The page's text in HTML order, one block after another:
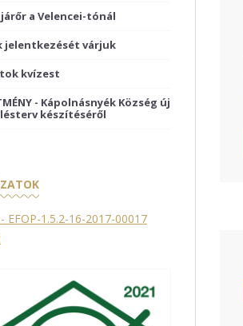
járőr a Velencei-tónál
jelentkezését várjuk
kvízest
- Kápolnásnyék Község új
készítéséről
EFOP-1.5.2-16-2017-00017